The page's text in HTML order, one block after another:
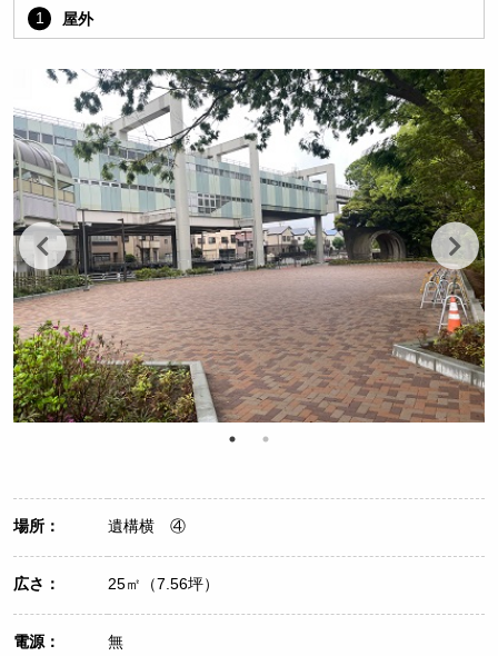
1 屋外
場所： 遺構横 ④
広さ： 25㎡（7.56坪）
電源： 無